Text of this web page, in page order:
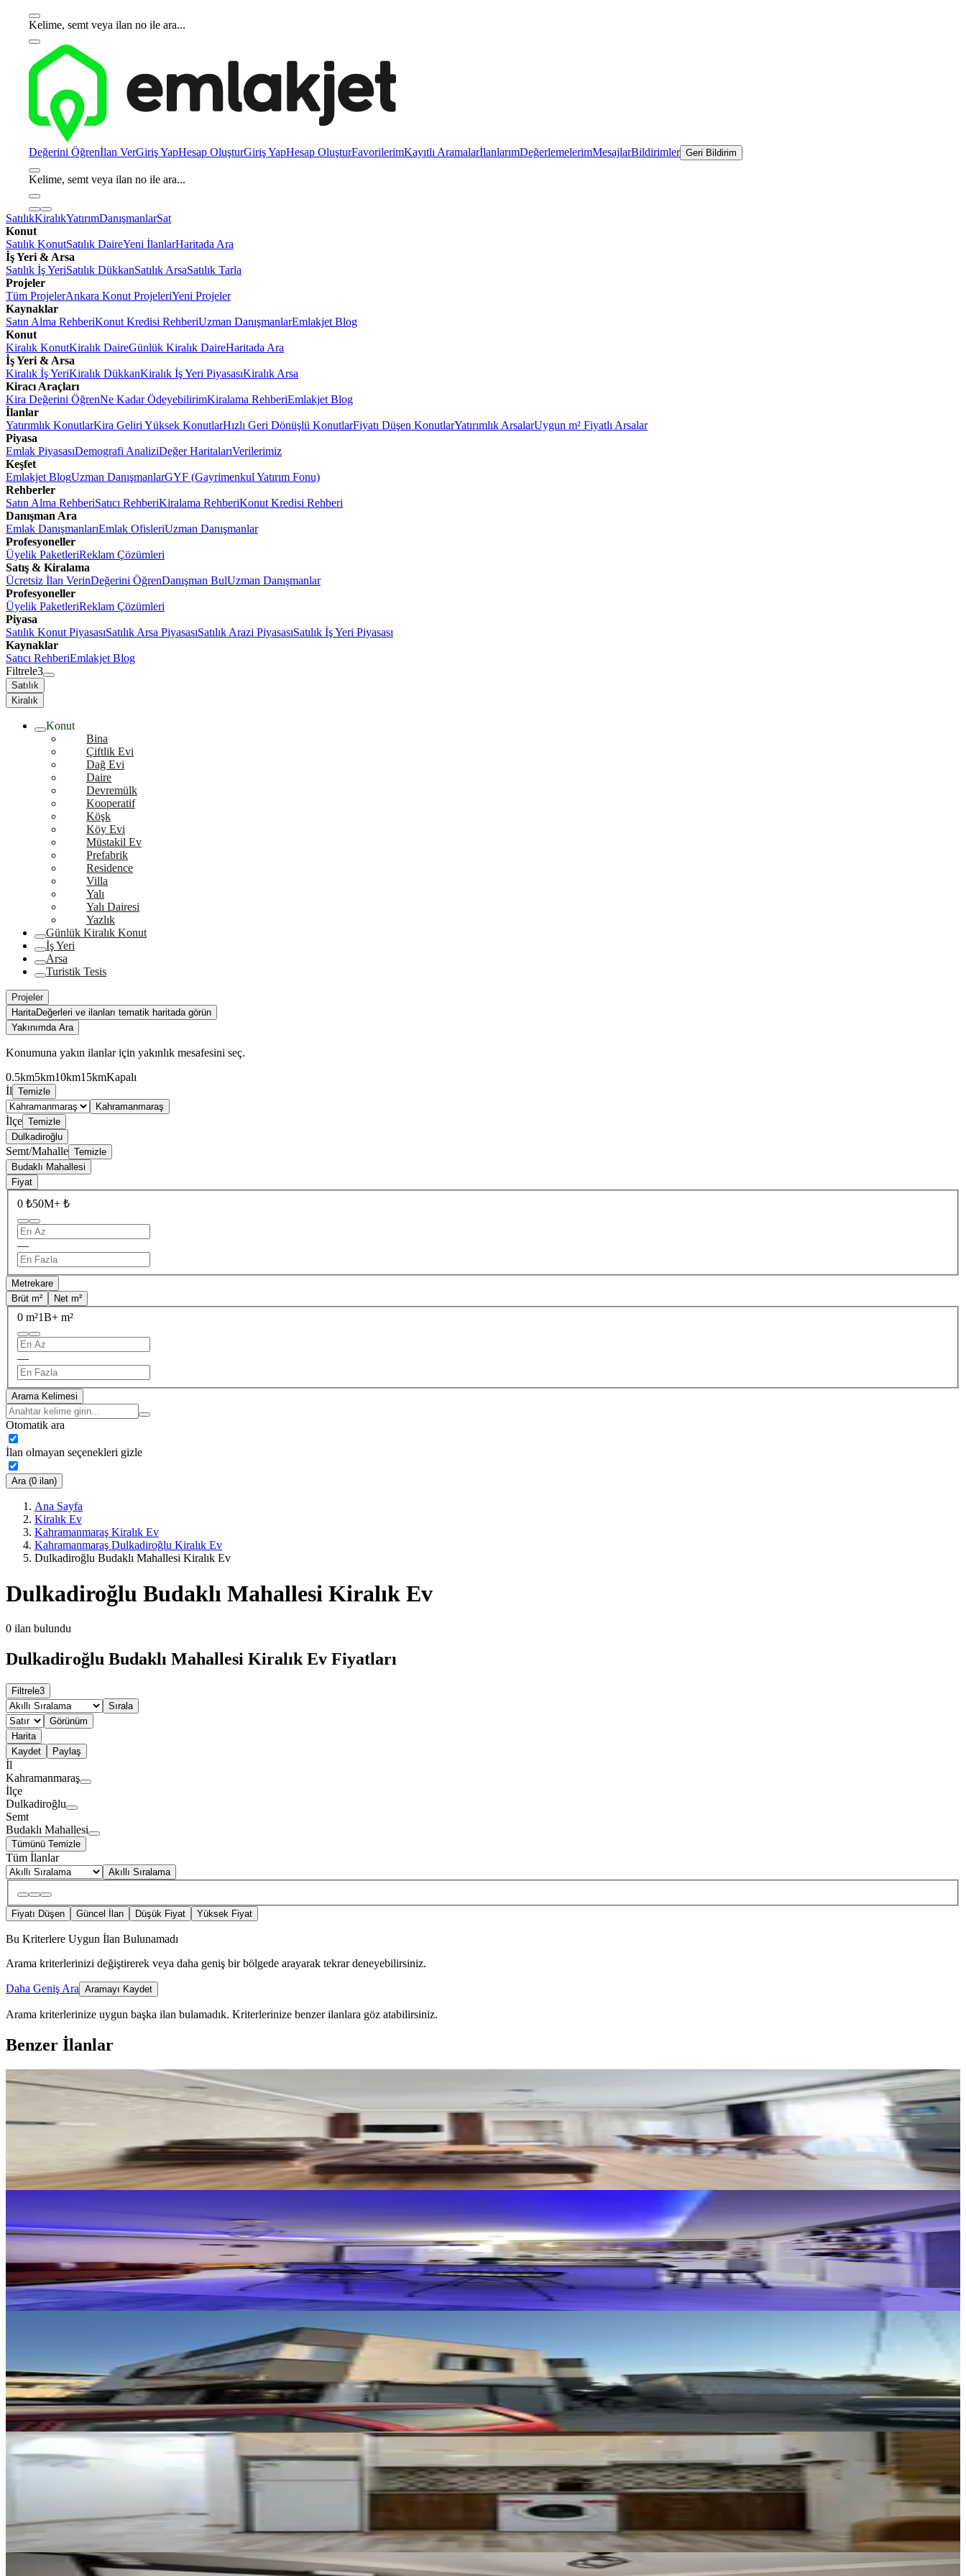
Kelime, semt veya ilan no ile ara...
Değerini Öğrenİlan VerGiriş YapHesap OluşturGiriş YapHesap OluşturFavorilerimKayıtlı AramalarİlanlarımDeğerlemelerimMesajlarBildirimler Geri Bildirim
Kelime, semt veya ilan no ile ara...
SatılıkKiralıkYatırımDanışmanlarSat
Konut
Satılık KonutSatılık DaireYeni İlanlarHaritada Ara
İş Yeri & Arsa
Satılık İş YeriSatılık DükkanSatılık ArsaSatılık Tarla
Projeler
Tüm ProjelerAnkara Konut ProjeleriYeni Projeler
Kaynaklar
Satın Alma RehberiKonut Kredisi RehberiUzman DanışmanlarEmlakjet Blog
Konut
Kiralık KonutKiralık DaireGünlük Kiralık DaireHaritada Ara
İş Yeri & Arsa
Kiralık İş YeriKiralık DükkanKiralık İş Yeri PiyasasıKiralık Arsa
Kiracı Araçları
Kira Değerini ÖğrenNe Kadar ÖdeyebilirimKiralama RehberiEmlakjet Blog
İlanlar
Yatırımlık KonutlarKira Geliri Yüksek KonutlarHızlı Geri Dönüşlü KonutlarFiyatı Düşen KonutlarYatırımlık ArsalarUygun m² Fiyatlı Arsalar
Piyasa
Emlak PiyasasıDemografi AnaliziDeğer HaritalarıVerilerimiz
Keşfet
Emlakjet BlogUzman DanışmanlarGYF (Gayrimenkul Yatırım Fonu)
Rehberler
Satın Alma RehberiSatıcı RehberiKiralama RehberiKonut Kredisi Rehberi
Danışman Ara
Emlak DanışmanlarıEmlak OfisleriUzman Danışmanlar
Profesyoneller
Üyelik PaketleriReklam Çözümleri
Satış & Kiralama
Ücretsiz İlan VerinDeğerini ÖğrenDanışman BulUzman Danışmanlar
Profesyoneller
Üyelik PaketleriReklam Çözümleri
Piyasa
Satılık Konut PiyasasıSatılık Arsa PiyasasıSatılık Arazi PiyasasıSatılık İş Yeri Piyasası
Kaynaklar
Satıcı RehberiEmlakjet Blog
Filtrele3
Satılık
Kiralık
Konut
Bina
Çiftlik Evi
Dağ Evi
Daire
Devremülk
Kooperatif
Köşk
Köy Evi
Müstakil Ev
Prefabrik
Residence
Villa
Yalı
Yalı Dairesi
Yazlık
Günlük Kiralık Konut
İş Yeri
Arsa
Turistik Tesis
Projeler
HaritaDeğerleri ve ilanları tematik haritada görün
Yakınımda Ara
Konumuna yakın ilanlar için yakınlık mesafesini seç.
0.5km5km10km15kmKapalı
İl Temizle
Kahramanmaraş
İlçe Temizle
Dulkadiroğlu
Semt/Mahalle Temizle
Budaklı Mahallesi
Fiyat
0 ₺50M+ ₺
—
Metrekare
Brüt m²
Net m²
0 m²1B+ m²
—
Arama Kelimesi
Otomatik ara
İlan olmayan seçenekleri gizle
Ara (0 ilan)
Ana Sayfa
Kiralık Ev
Kahramanmaraş Kiralık Ev
Kahramanmaraş Dulkadiroğlu Kiralık Ev
Dulkadiroğlu Budaklı Mahallesi Kiralık Ev
Dulkadiroğlu Budaklı Mahallesi Kiralık Ev
0 ilan bulundu
Dulkadiroğlu Budaklı Mahallesi Kiralık Ev Fiyatları
Filtrele3
Sırala
Görünüm
Harita
Kaydet
Paylaş
İl
Kahramanmaraş
İlçe
Dulkadiroğlu
Semt
Budaklı Mahallesi
Tümünü Temizle
Tüm İlanlar
Akıllı Sıralama
Fiyatı Düşen Güncel İlan Düşük Fiyat Yüksek Fiyat
Bu Kriterlere Uygun İlan Bulunamadı
Arama kriterlerinizi değiştirerek veya daha geniş bir bölgede arayarak tekrar deneyebilirsiniz.
Daha Geniş Ara Aramayı Kaydet
Arama kriterlerinize uygun başka ilan bulamadık. Kriterlerinize benzer ilanlara göz atabilirsiniz.
Benzer İlanlar
Yeni Rota'dan Emniyet Müdürlüğü Civarı Kiralık Eşyalı 2+0 Daire
2+0·80 m²·1. Kat·08.08.2026
23.000 ₺
YENİ ROTA İNŞAAT EMLAK Hayrunnisa Teltik
Ara
Karaca Su Tokide Satılık 1+1 Kiralık Daire
Dulkadiroğlu, Karataş Mahallesi
1+1·55 m²·4. Kat·08.08.2026
15.000 ₺
Erc Inşaat EmlakKahraman Erinci
Ara
Germenıcıa'dan Kanuni Mh.de Kiralık Geniş 1+1 Daire
Dulkadiroğlu, Kanuni Mahallesi
1+1 ·82 m²·Düz Giriş (Zemin)·06.08.2026
11.000 ₺
Germenicia Gayrimenkul
Ara
EŞYALI
Piazza Civarı Kiralık 1+1 Kombili Eşyalı Daire
Dulkadiroğlu, Egemenlik Mahallesi
YENİ ROTA İNŞAAT EMLAK
MANZARALI